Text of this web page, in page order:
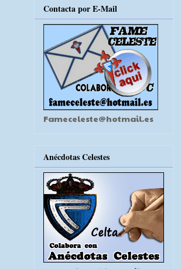
Contacta por E-Mail
Fameceleste@hotmail.es
Anécdotas Celestes